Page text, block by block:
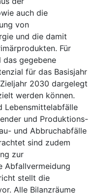
auch die
von
und die damit
Für
das gegebene
für das Basisjahr
2030 dargelegt
werden können.
Lebensmittelabfälle
und Produktions-
und Abbruchabfälle
sind zudem
zur
Abfallvermeidung
stellt die
Alle Bilanzräume